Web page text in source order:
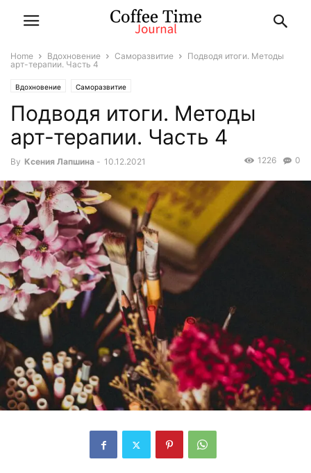
Home Вдохновение Саморазвитие
Подводя итоги. Методы
арт-терапии. Часть 4
Вдохновение Саморазвитие
Подводя итоги. Методы
арт-терапии. Часть 4
By Ксения Лапшина - 10.12.2021 0
1226